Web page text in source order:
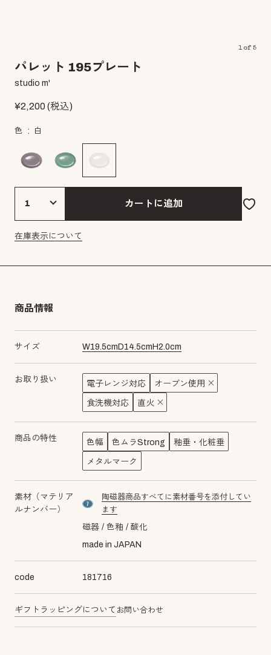
1of 5
パレット 195プレート
studio m'
¥2,200(税込)
色 白
カートに追加
在庫表示について
商品情報
サイズ W19.5cm D14.5cm H2.0cm
お取り扱い 電子レンジ対応 オーブン使用
食洗機対応 直火
商品の特性 色幅 色ムラStrong 釉垂・化粧垂
メタルマーク
素材（マテリア
ルナンバー）
material number7
陶磁器商品すべてに素材番号を添付してい
ます
磁器 色釉
酸化
made in JAPAN
code 181716
ギフトラッピングについて お問い合わせ